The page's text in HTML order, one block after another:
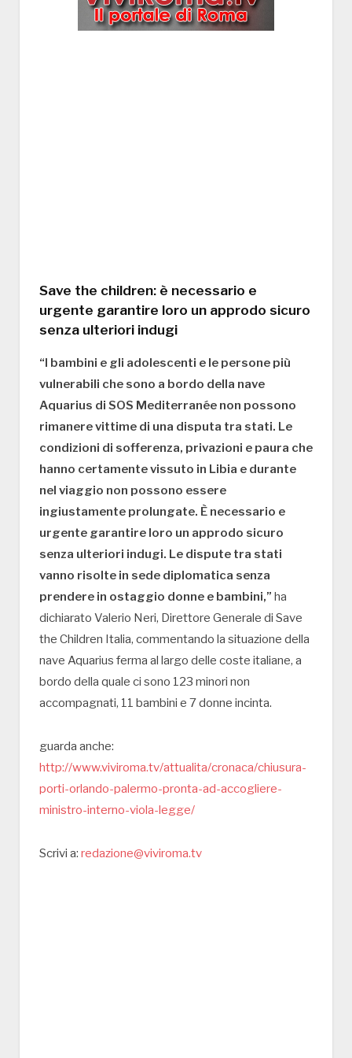
Save the children: è necessario e
urgente garantire loro un approdo sicuro
senza ulteriori indugi
“I bambini e gli adolescenti e le persone più
vulnerabili che sono a bordo della nave
Aquarius di SOS Mediterranée non possono
rimanere vittime di una disputa tra stati. Le
condizioni di sofferenza, privazioni e paura che
hanno certamente vissuto in Libia e durante
nel viaggio non possono essere
ingiustamente prolungate. È necessario e
urgente garantire loro un approdo sicuro
senza ulteriori indugi. Le dispute tra stati
vanno risolte in sede diplomatica senza
prendere in ostaggio donne e bambini,” ha
dichiarato Valerio Neri, Direttore Generale di Save
the Children Italia, commentando la situazione della
nave Aquarius ferma al largo delle coste italiane, a
bordo della quale ci sono 123 minori non
accompagnati, 11 bambini e 7 donne incinta.
guarda anche:
http://www.viviroma.tv/attualita/cronaca/chiusura-
porti-orlando-palermo-pronta-ad-accogliere-
ministro-interno-viola-legge/
Scrivi a: redazione@viviroma.tv